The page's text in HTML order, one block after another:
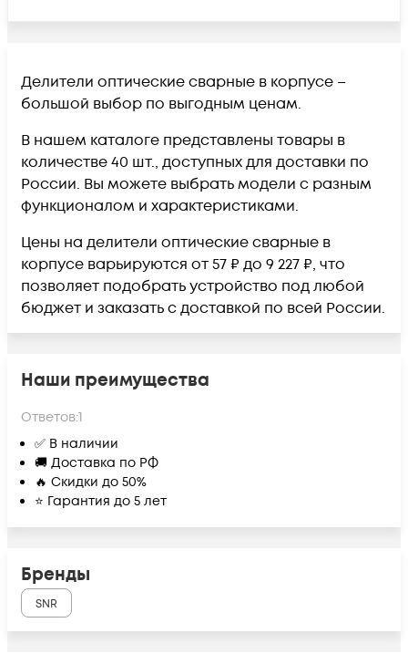
Делители оптические сварные в корпусе –
большой выбор по выгодным ценам.
В нашем каталоге представлены товары в
количестве 40 шт., доступных для доставки по
России. Вы можете выбрать модели с разным
функционалом и характеристиками.
Цены на делители оптические сварные в
корпусе варьируются от 57 ₽ до 9 227 ₽, что
позволяет подобрать устройство под любой
бюджет и заказать с доставкой по всей России.
Наши преимущества
Ответов:1
✅ В наличии
🚚 Доставка по РФ
🔥 Скидки до 50%
⭐ Гарантия до 5 лет
Бренды
SNR